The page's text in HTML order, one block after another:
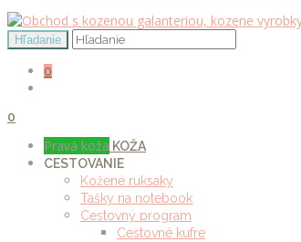
0
0
Pravá koža KOŽA
CESTOVANIE
Kožené ruksaky
Tašky na notebook
Cestovný program
Cestovné kufre